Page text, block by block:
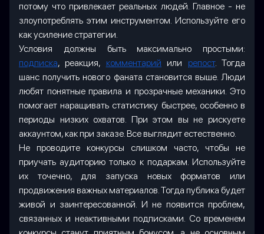
потому что привлекает реальных людей. Главное - не
злоупотреблять этим инструментом. Используйте его
как усиление стратегии.
Условия должны быть максимально простыми:
подписка, реакция, комментарий или репост. Тогда
шанс получить нового фаната становится выше. Люди
любят понятные правила и прозрачные механики. Это
помогает наращивать статистику быстрее, особенно в
периоды низких охватов. При этом вы не рискуете
аккаунтом, как при заказе. Все выглядит естественно.
Не проводите конкурсы слишком часто, чтобы не
приучать аудиторию только к подаркам. Используйте
их точечно, для запуска новых форматов или
продвижения важных материалов. Тогда публика будет
живой и заинтересованной. И не появится проблем,
связанных и неактивными подписками. Со временем